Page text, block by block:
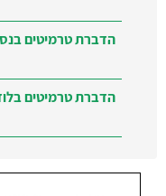
הדברת טרמיטים בנס
הדברת טרמיטים
ברמת השרון והסביבה